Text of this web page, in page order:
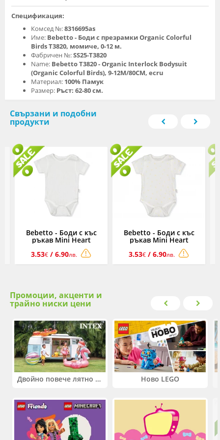
Спецификация:
Комсед №:8316695as
Име: Bebetto - Боди с презрамки Organic Colorful
Birds T3820, момиче, 0-12 м.
Фабричен №:SS25-T3820
Name: Bebetto T3820 - Organic Interlock Bodysuit
(Organic Colorful Birds), 9-12M/80CM, ecru
Материал: 100% Памук
Размер: Ръст: 62-80 см.
Свързани и подобни
продукти
Bebetto - Боди с къс
ръкав Mini Heart
T3921P, момиче, 0-12 м.
3.53€ / 6.90лв.
Bebetto - Боди с къс
ръкав Mini Heart
T3921Y, момиче, 0-12 м.
3.53€ / 6.90лв.
Промоции, акценти и
трайно ниски цени
Двойно повече лятно забавление! Купи 2 продукта INTEX и вземи -33% Ново LEGO